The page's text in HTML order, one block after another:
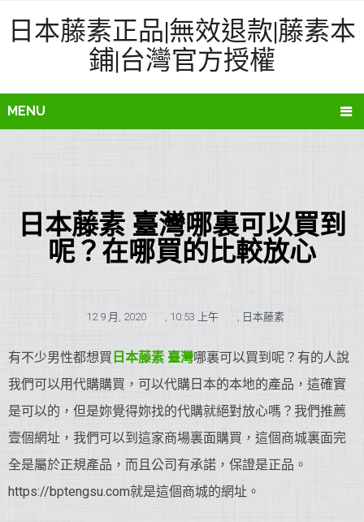
日本藤素正品|無效退款|藤素本
鋪|台灣官方授權
MENU
日本藤素 臺灣哪裏可以買到
呢？在哪買的比較放心
12 9 月, 2020 , 10:53 上午 , 日本藤素
有不少男性都想買 日本藤素 臺灣哪裏可以買到呢？有的人說
我們可以用代購購買，可以代購日本的本地的產品，這確實
是可以的，但是妳覺得妳找的代購就絕對放心嗎？我們推薦
壹個網址，我們可以到這家商場裏面購買，這個商城裏面完
全是屬於正規產品，而且公司有承諾，保證是正品。
https://bptengsu.com就是這個商城的網址。